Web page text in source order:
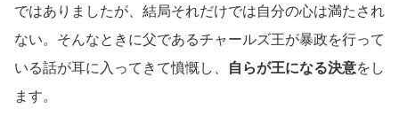
ではありましたが、結局それだけでは自分の心は満たされ
ない。そんなときに父であるチャールズ王が暴政を行って
いる話が耳に入ってきて憤慨し、
自らが王になる決意をし
ます。